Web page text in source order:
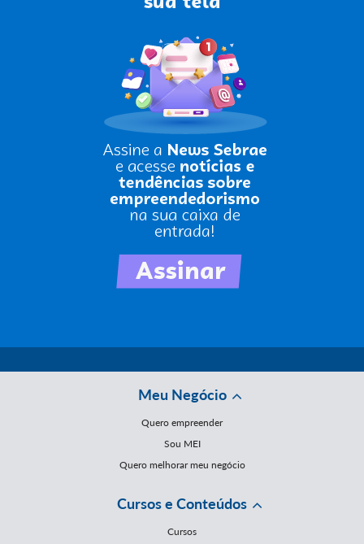
Meu Negócio
Quero empreender
Sou MEI
Quero melhorar meu negócio
Cursos e Conteúdos
Cursos